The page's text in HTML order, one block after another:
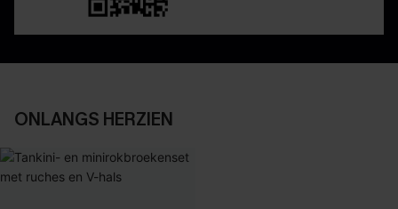
ONLANGS HERZIEN